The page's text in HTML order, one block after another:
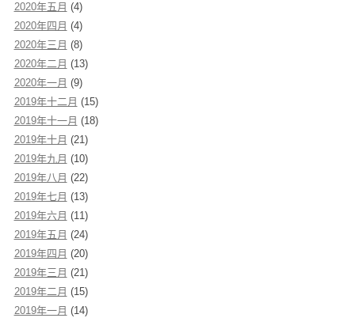
2020年五月 (4)
2020年四月 (4)
2020年三月 (8)
2020年二月 (13)
2020年一月 (9)
2019年十二月 (15)
2019年十一月 (18)
2019年十月 (21)
2019年九月 (10)
2019年八月 (22)
2019年七月 (13)
2019年六月 (11)
2019年五月 (24)
2019年四月 (20)
2019年三月 (21)
2019年二月 (15)
2019年一月 (14)